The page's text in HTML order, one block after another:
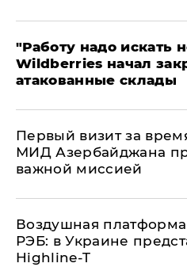
"Работу надо искать
Wildberries начал
атакованные склады
Первый визит за
МИД Азербайджана
важной миссией
Воздушная платформа
РЭБ: в Украине
Highline-T